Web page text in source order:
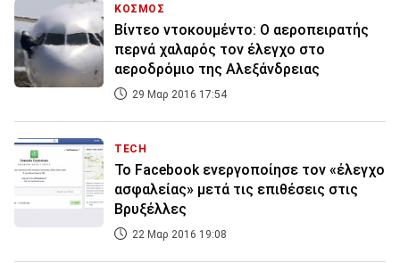
ΚΟΣΜΟΣ
Βίντεο ντοκουμέντο: Ο αεροπειρατής
περνά χαλαρός τον έλεγχο στο
αεροδρόμιο της Αλεξάνδρειας
29 Μαρ 2016 17:54
TECH
Το Facebook ενεργοποίησε τον «έλεγχο
ασφαλείας» μετά τις επιθέσεις στις
Βρυξέλλες
22 Μαρ 2016 19:08